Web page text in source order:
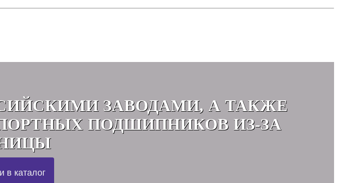
ЗАВОДАМИ, А ТАКЖЕ
ПОДШИПНИКОВ ИЗ-ЗА
в каталог